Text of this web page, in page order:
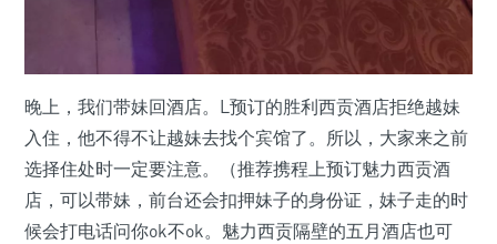
晚上，我们带妹回酒店。L预订的胜利西贡酒店拒绝越妹
入住，他不得不让越妹去找个宾馆了。所以，大家来之前
选择住处时一定要注意。（推荐携程上预订魅力西贡酒
店，可以带妹，前台还会扣押妹子的身份证，妹子走的时
候会打电话问你ok不ok。魅力西贡隔壁的五月酒店也可